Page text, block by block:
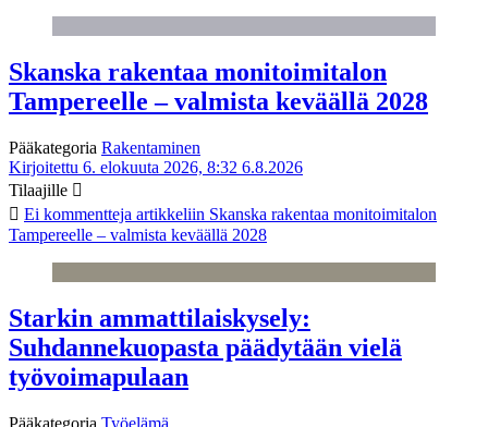
Skanska rakentaa monitoimitalon
Tampereelle – valmista keväällä 2028
Pääkategoria Rakentaminen
Kirjoitettu 6. elokuuta 2026, 8:32 6.8.2026
Tilaajille
Ei kommentteja artikkeliin Skanska rakentaa monitoimitalon
Tampereelle – valmista keväällä 2028
Starkin ammattilaiskysely:
Suhdannekuopasta päädytään vielä
työvoimapulaan
Pääkategoria Työelämä